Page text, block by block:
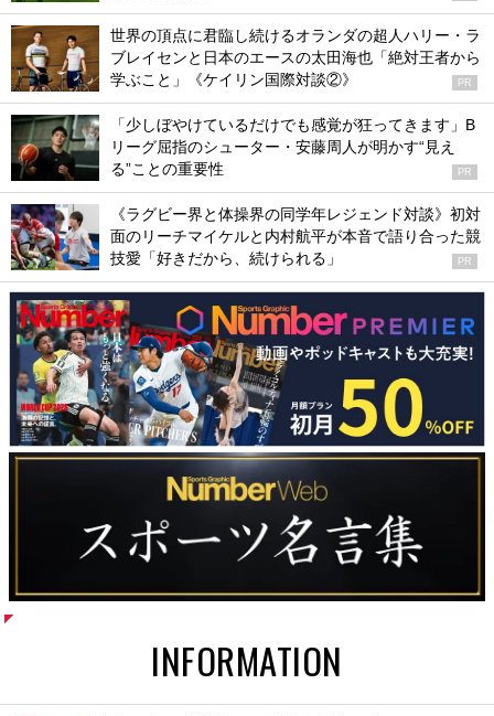
世界の頂点に君臨し続けるオランダの超人ハリー・ラ
ブレイセンと日本のエースの太田海也「絶対王者から
学ぶこと」《ケイリン国際対談②》
PR
「少しぼやけているだけでも感覚が狂ってきます」B
リーグ屈指のシューター・安藤周人が明かす“見え
る”ことの重要性
PR
《ラグビー界と体操界の同学年レジェンド対談》初対
面のリーチマイケルと内村航平が本音で語り合った競
技愛「好きだから、続けられる」
PR
INFORMATION